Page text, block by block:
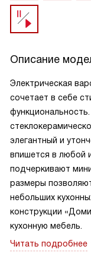
Описание
Электрическая
сочетает в себе
элегантный и
впишется в любой
подчеркивают
размеры
небольших
конструкции
кухонную мебель.
Читать подробнее